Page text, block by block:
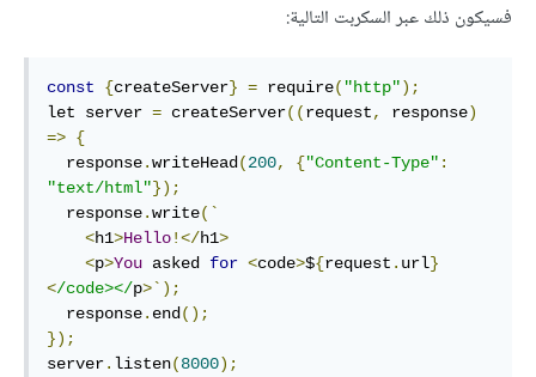
فسيكون ذلك عبر السكربت التالية:
const {createServer} = require( "http");
let server = createServer((request, response)
=> {
  response
.writeHead(200, {"Content-Type" :
"text/html"});
  response
.write(`
<h1>Hello!</h1>
<p>You asked for <code>${request . url}
</code></p>`);
  response
. end();
});
server. listen(8000);